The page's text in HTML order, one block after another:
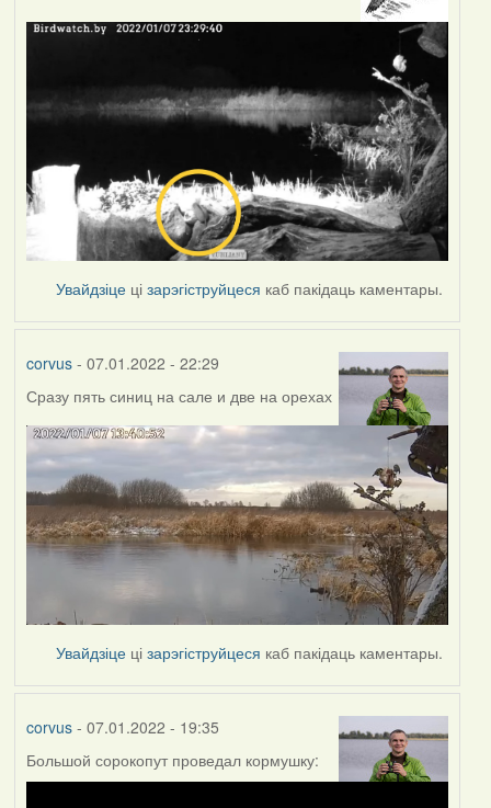
Увайдзіце цізарэгіструйцеся каб пакідаць каментары.
corvus- 07.01.2022 - 22:29
Сразу пять синиц на сале и две на орехах
Увайдзіце цізарэгіструйцеся каб пакідаць каментары.
corvus- 07.01.2022 - 19:35
Большой сорокопут проведал кормушку: